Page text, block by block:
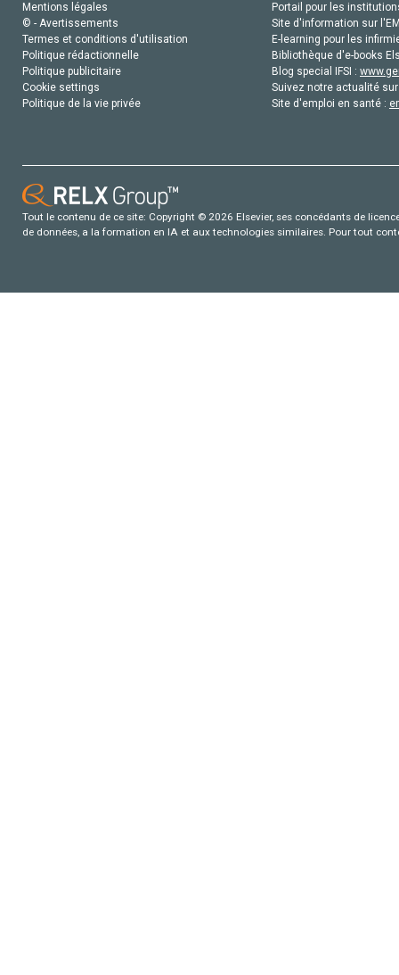
Mentions légales
© - Avertissements
Termes et conditions d'utilisation
Politique rédactionnelle
Politique publicitaire
Cookie settings
Politique de la vie privée
Portail pour les
Site d'information sur
E-learning pour les
Bibliothèque d'e-books
Blog special IFSI :
Suivez notre actualité
Site d'emploi en santé :
Tout le contenu de ce site: Copyright © 2026 Elsevier, ses concédants de
de données, a la formation en IA et aux technologies similaires. Pour tout